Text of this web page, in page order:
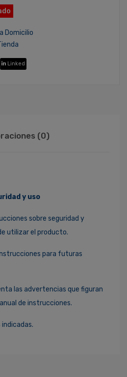
Domicilio
Linked
(0)
y uso
sobre seguridad y
utilizar el producto.
para futuras
las advertencias que figuran
de instrucciones.